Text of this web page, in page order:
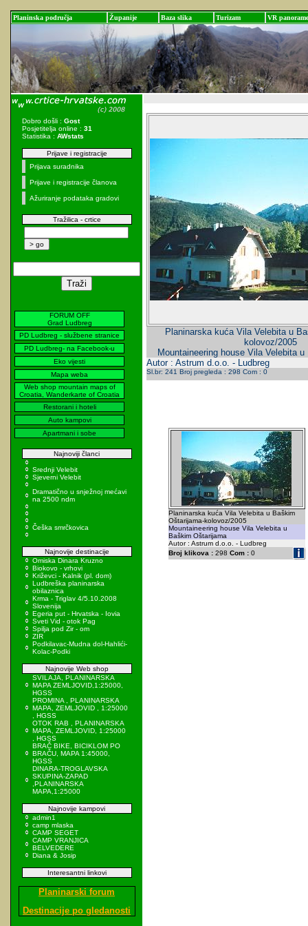
Planinska područja Županije Baza slika Turizam VR panorame
Dobro došli : Gost
Posjetitelja online : 31
Statistika : AWstats
Prijave i registracije
Prijava suradnika
Prijave i registracije članova
Ažuriranje podataka gradovi
Tražilica - crtice
FORUM OFF
Grad Ludbreg
PD Ludbreg - službene stranice
PD Ludbreg- na Facebook-u
Eko vijesti
Mapa weba
Web shop mountain maps of
Croatia, Wanderkarte of Croatia
Restorani i hoteli
Auto kampovi
Apartmani i sobe
Najnoviji članci
Srednji Velebit
Sjeverni Velebit
Dramatično u snježnoj mećavi
na 2500 ndm
Češka smrčkovica
Najnovije destinacije
Omiska Dinara Kruzno
Biokovo - vrhovi
Križevci - Kalnik (pl. dom)
Ludbreška planinarska
obilaznica
Krma - Triglav 4/5.10.2008
Slovenija
Egeria put - Hrvatska - Iovia
Sveti Vid - otok Pag
Spilja pod Zir - om
ZIR
Podkilavac-Mudna dol-Hahlići-
Kolac-Podki
Najnovije Web shop
SVILAJA, PLANINARSKA
MAPA ZEMLJOVID,1:25000,
HGSS
PROMINA , PLANINARSKA
MAPA, ZEMLJOVID , 1:25000
, HGSS
OTOK RAB , PLANINARSKA
MAPA, ZEMLJOVID, 1:25000
, HGSS
BRAČ BIKE, BICIKLOM PO
BRAČU, MAPA 1:45000,
HGSS
DINARA-TROGLAVSKA
SKUPINA-ZAPAD
,PLANINARSKA
MAPA,1:25000
Najnovije kampovi
admin1
camp mlaska
CAMP SEGET
CAMP VRANJICA
BELVEDERE
Diana & Josip
Interesantni linkovi
Planinarski forum
Destinacije po gledanosti
Planinarska kuća Vila Velebita u
kolovoz/2005
Mountaineering house Vila Velebita
Autor : Astrum d.o.o. - Ludbreg
Sl.br: 241 Broj pregleda : 298 Com : 0
Planinarska kuća Vila Velebita u Baškim
Oštarijama-kolovoz/2005
Mountaineering house Vila Velebita u
Baškim Oštarijama
Autor : Astrum d.o.o. - Ludbreg
Broj klikova :298 Com :0